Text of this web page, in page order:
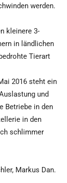
werden.
kleinere 3-
in ländlichen
Tierart
2016 steht ein
und
Betriebe in den
in den
schlimmer
Markus Dan.